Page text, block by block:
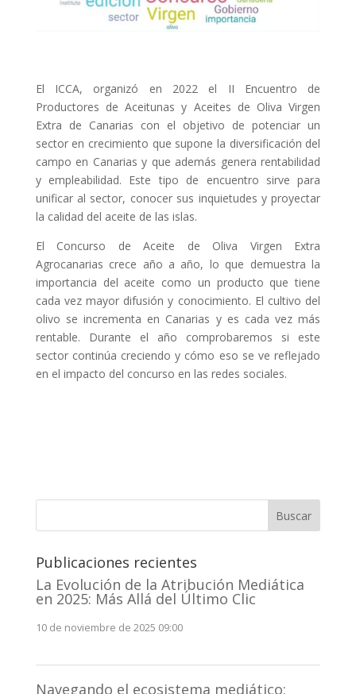
El ICCA, organizó en 2022 el II Encuentro de
Productores de Aceitunas y Aceites de Oliva Virgen
Extra de Canarias con el objetivo de potenciar un
sector en crecimiento que supone la diversificación del
campo en Canarias y que además genera rentabilidad
y empleabilidad. Este tipo de encuentro sirve para
unificar al sector, conocer sus inquietudes y proyectar
la calidad del aceite de las islas.
El Concurso de Aceite de Oliva Virgen Extra
Agrocanarias crece año a año, lo que demuestra la
importancia del aceite como un producto que tiene
cada vez mayor difusión y conocimiento. El cultivo del
olivo se incrementa en Canarias y es cada vez más
rentable. Durante el año comprobaremos si este
sector continúa creciendo y cómo eso se ve reflejado
en el impacto del concurso en las redes sociales.
Buscar
Publicaciones recientes
La Evolución de la Atribución Mediática
en 2025: Más Allá del Último Clic
10 de noviembre de 2025 09:00
Navegando el ecosistema mediático: